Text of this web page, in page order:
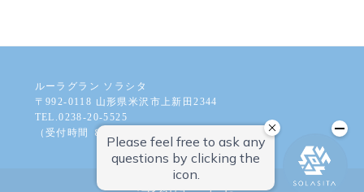
ルーラグラン ソラシタ
〒992-0118 山形県米沢市上新田2344
TEL.0238-20-5525
（受付時間 ８：００から１８：００まで）